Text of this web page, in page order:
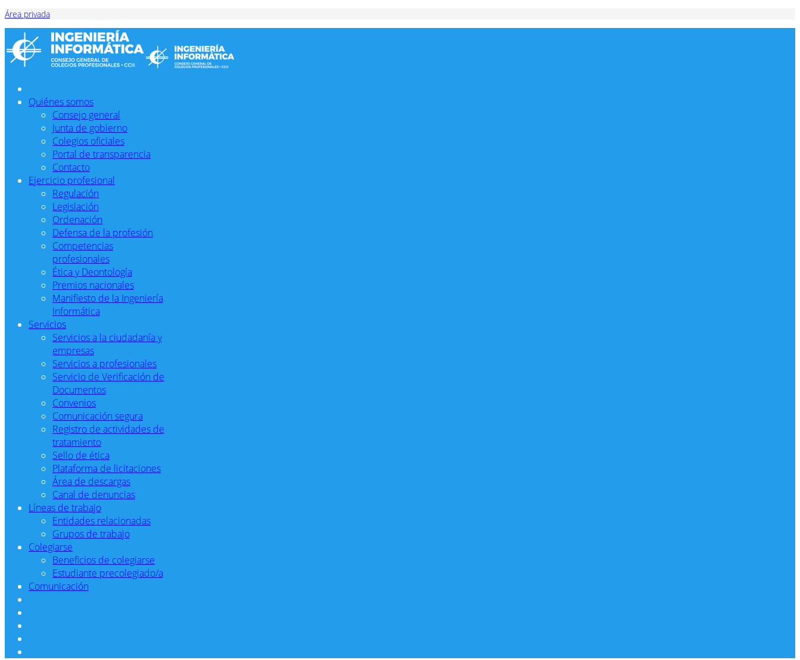
Área privada
Quiénes somos
Consejo general
Junta de gobierno
Colegios oficiales
Portal de transparencia
Contacto
Ejercicio profesional
Regulación
Legislación
Ordenación
Defensa de la profesión
Competencias
profesionales
Ética y Deontología
Premios nacionales
Manifiesto de la Ingeniería
Informática
Servicios
Servicios a la ciudadanía y
empresas
Servicios a profesionales
Servicio de Verificación de
Documentos
Convenios
Comunicación segura
Registro de actividades de
tratamiento
Sello de ética
Plataforma de licitaciones
Área de descargas
Canal de denuncias
Líneas de trabajo
Entidades relacionadas
Grupos de trabajo
Colegiarse
Beneficios de colegiarse
Estudiante precolegiado/a
Comunicación